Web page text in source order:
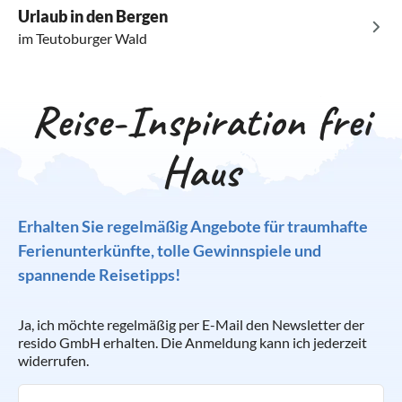
Wanderwegen grenzendes Gebiet. Das eindrucksvolle
Natur- und Kulturdenkmal Externsteine gehört zu den
bekanntesten und beliebtesten Ausflugszielen im
Auswahl an regionalen Produkten. Das liebste Getränk zum
Essen ist dem Westfalen ein "lecker Pils". In der gesamten
Region gibt es zahlreiche Brauereien.
Über die Weser und den Mittellandkanal gelangen Sie zum
Wasserstraßenkreuz in Minden. Buchen Sie jetzt eine
gemütliche Ferienunterkunft oder eine Ferienwohnung mit
können starten!
Urlaub in den Bergen
im Teutoburger Wald
Reise-Inspiration frei
Haus
Erhalten Sie regelmäßig Angebote für traumhafte
Ferienunterkünfte, tolle Gewinnspiele und
spannende Reisetipps!
Ja, ich möchte regelmäßig per E-Mail den Newsletter der
resido GmbH erhalten. Die Anmeldung kann ich jederzeit
widerrufen.